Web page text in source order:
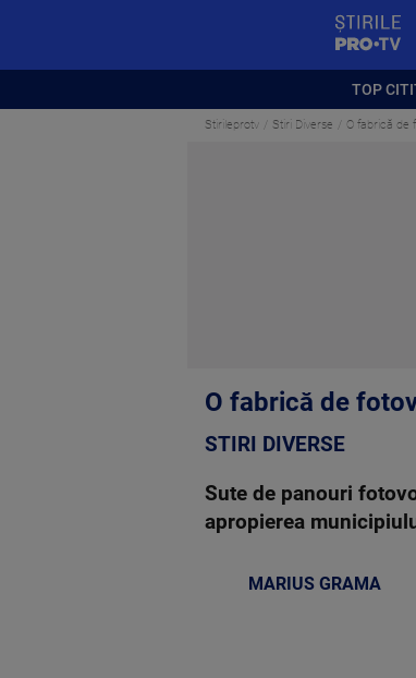
TOP
Stirileprotv Stiri Diverse O fabrică de
O fabrică de
STIRI DIVERSE
Sute de panouri
apropierea
MARIUS GRAMA